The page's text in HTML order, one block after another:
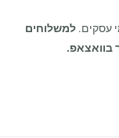
למשלוחים
בוואצאפ.